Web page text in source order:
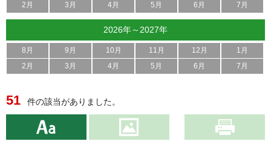
2月
3月 4月 5月 6月 7月
2026年～2027年
8月 9月 10月 11月 12月
1月
2月
3月 4月 5月 6月 7月
51 件の該当がありました。